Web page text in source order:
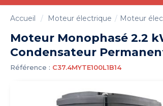
Accueil Moteur électrique Moteur
Moteur Monophasé 2.2
Condensateur
Référence : C37.4MYTE100L1B14